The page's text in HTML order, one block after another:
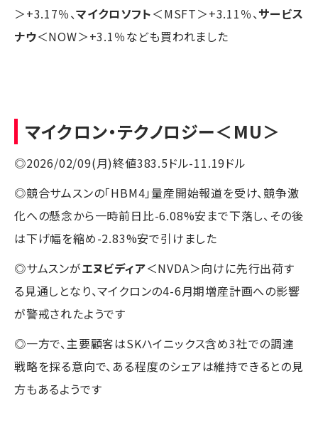
＞+3.17％、マイクロソフト＜MSFT＞+3.11％、サービス
ナウ＜NOW＞+3.1％なども買われました
マイクロン・テクノロジー＜MU＞
◎2026/02/09(月)終値383.5ドル-11.19ドル
◎競合サムスンの「HBM4」量産開始報道を受け、競争激
化への懸念から一時前日比-6.08%安まで下落し、その後
は下げ幅を縮め-2.83%安で引けました
◎サムスンがエヌビディア＜NVDA＞向けに先行出荷す
る見通しとなり、マイクロンの4-6月期増産計画への影響
が警戒されたようです
◎一方で、主要顧客はSKハイニックス含め3社での調達
戦略を採る意向で、ある程度のシェアは維持できるとの見
方もあるようです